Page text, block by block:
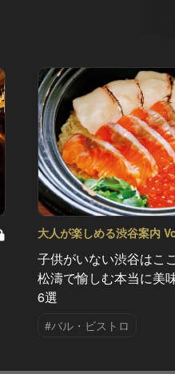
大人が楽しめる渋谷案内
子供がいない渋谷はこ
松濤で愉しむ本当に美
6選
#バル・ビストロ